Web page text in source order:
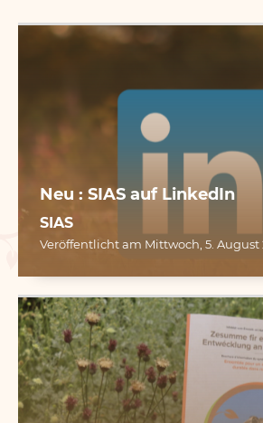
Neu : SIAS auf LinkedIn
SIAS
Veröffentlicht am Mittwoch, 5. August